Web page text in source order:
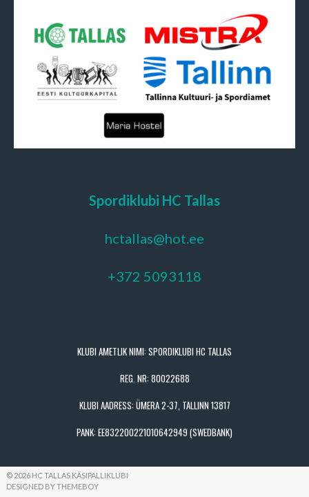
Spordiklubi HC Tallas
hctallas@hot.ee
+372 5093118
KLUBI AMETLIK NIMI: SPORDIKLUBI HC TALLAS
REG. NR: 80022688
KLUBI AADRESS: ÜMERA 2-37, TALLINN 13817
PANK: EE832200221010642949 (SWEDBANK)
© 2026 HC TALLAS KÄSIPALLIKLUBI
DESIGNED BY THEMEBOY